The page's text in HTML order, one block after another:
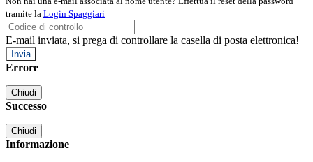
tramite la Login Spaggiari
E-mail inviata, si prega di controllare la casella di posta elettronica!
Errore
Chiudi
Successo
Chiudi
Informazione